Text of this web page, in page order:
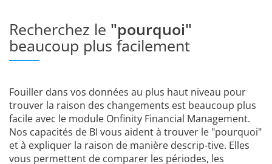
Recherchez le "pourquoi"
beaucoup plus facilement
Fouiller dans vos données au plus haut niveau pour
trouver la raison des changements est beaucoup plus
facile avec le module Onfinity Financial Management.
Nos capacités de BI vous aident à trouver le "pourquoi"
et à expliquer la raison de manière descrip-tive. Elles
vous permettent de comparer les périodes, les